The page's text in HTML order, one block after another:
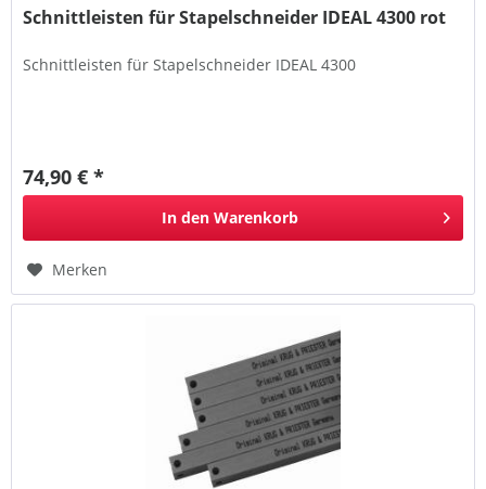
Schnittleisten für Stapelschneider IDEAL 4300 rot
Schnittleisten für Stapelschneider IDEAL 4300
74,90 € *
In den Warenkorb
Merken